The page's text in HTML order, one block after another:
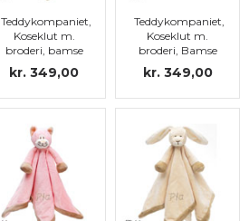
Teddykompaniet,
Koseklut m.
broderi, bamse
kr. 349,00
Teddykompaniet,
Koseklut m.
broderi, Bamse
kr. 349,00